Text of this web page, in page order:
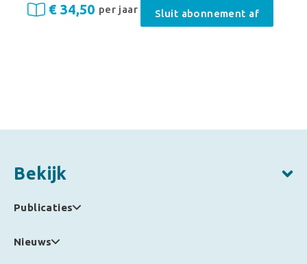
€ 34,50 per jaar Sluit abonnement af
Bekijk
Publicaties
Nieuws